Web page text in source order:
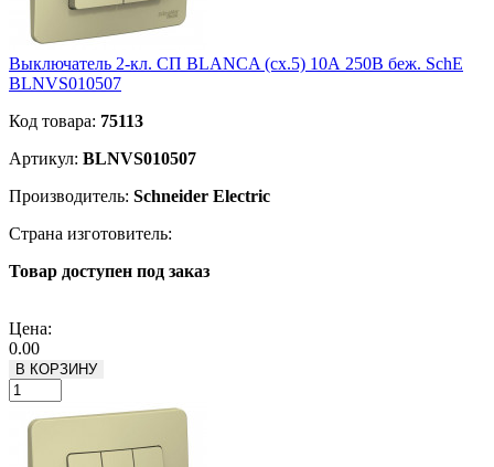
Выключатель 2-кл. СП BLANCA (сх.5) 10А 250В беж. SchE
BLNVS010507
Код товара: 75113
Артикул: BLNVS010507
Производитель: Schneider Electric
Страна изготовитель:
Товар доступен под заказ
Цена:
0.00
В КОРЗИНУ